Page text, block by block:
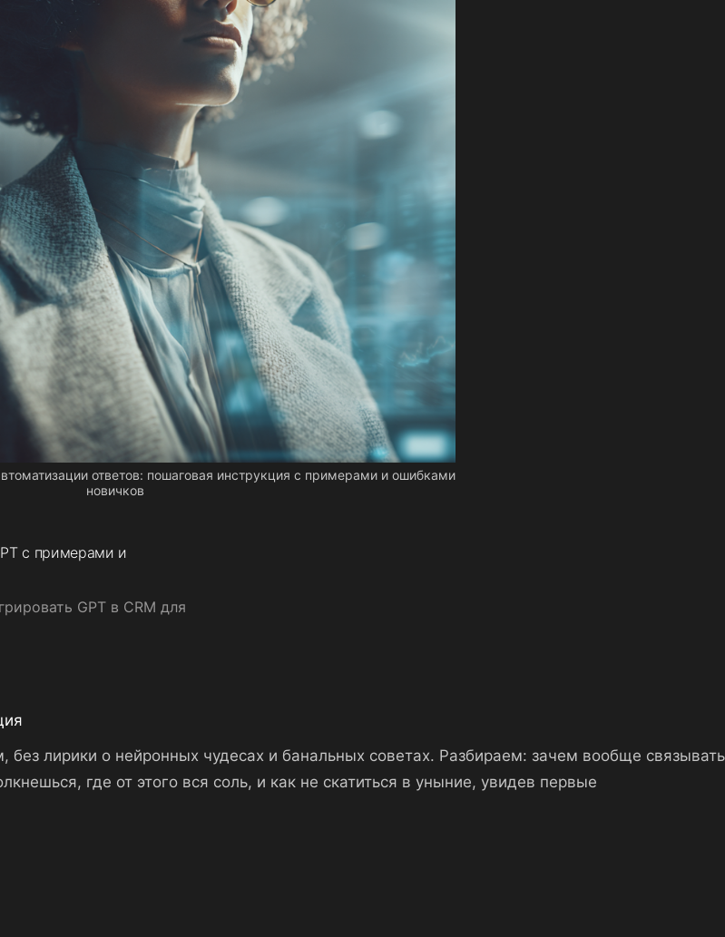
ответов: пошаговая инструкция с примерами и ошибками
новичков
с примерами и
GPT в CRM для
лирики о нейронных чудесах и банальных советах. Разбираем: зачем вообще связывать
где от этого вся соль, и как не скатиться в уныние, увидев первые